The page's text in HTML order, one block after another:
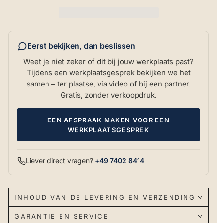
Eerst bekijken, dan beslissen
Weet je niet zeker of dit bij jouw werkplaats past?
Tijdens een werkplaatsgesprek bekijken we het
samen – ter plaatse, via video of bij een partner.
Gratis, zonder verkoopdruk.
EEN AFSPRAAK MAKEN VOOR EEN
WERKPLAATSGESPREK
Liever direct vragen? +49 7402 8414
INHOUD VAN DE LEVERING EN VERZENDING
GARANTIE EN SERVICE